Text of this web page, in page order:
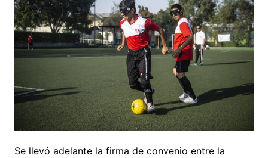
Se llevó adelante la firma de convenio entre la